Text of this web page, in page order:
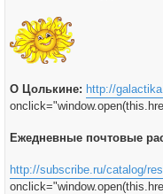
О Цолькине: http://
Ежедневные почтовые
http://subscribe.ru/catalog/